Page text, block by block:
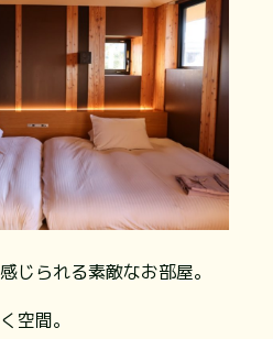
じられる素敵なお部屋。
空間。